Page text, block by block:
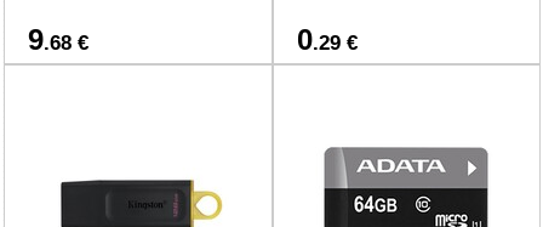
9.68 € 0.29 €